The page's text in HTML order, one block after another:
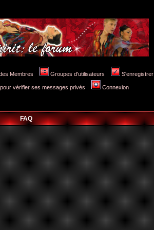
Membres Groupes d'utilisateurs S'enregistrer
vérifier ses messages privés Connexion
FAQ